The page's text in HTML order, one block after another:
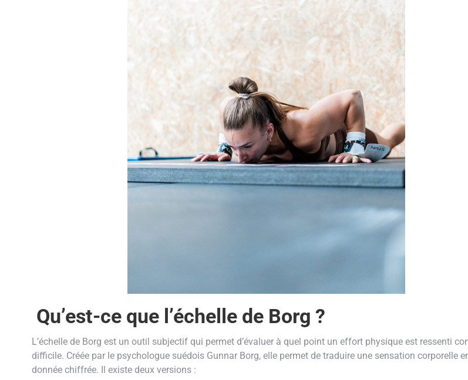
Qu’est-ce que l’échelle de Borg ?
L’échelle de Borg est un outil subjectif qui permet d’évaluer à quel point un effort physique est ressenti
difficile. Créée par le psychologue suédois Gunnar Borg, elle permet de traduire une sensation corporelle
donnée chiffrée. Il existe deux versions :